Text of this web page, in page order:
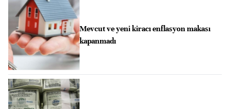
Mevcut ve yeni kiracı enflasyon makası
kapanmadı